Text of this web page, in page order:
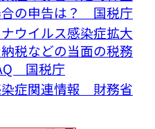
合の申告は？ 国税庁
ウイルス感染症拡大
税などの当面の税務
国税庁
症関連情報 財務省